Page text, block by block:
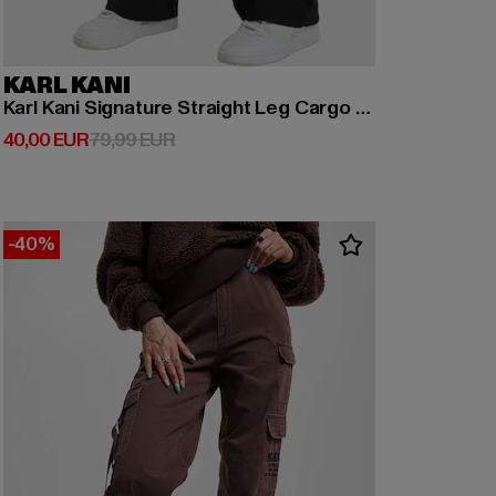
KARL KANI
Karl Kani Signature Straight Leg Cargo Pants
40,00 EUR
Derzeitiger Preis: 40,00 EUR
79,99 EURAktionspreis: 79,99 EUR
-40%